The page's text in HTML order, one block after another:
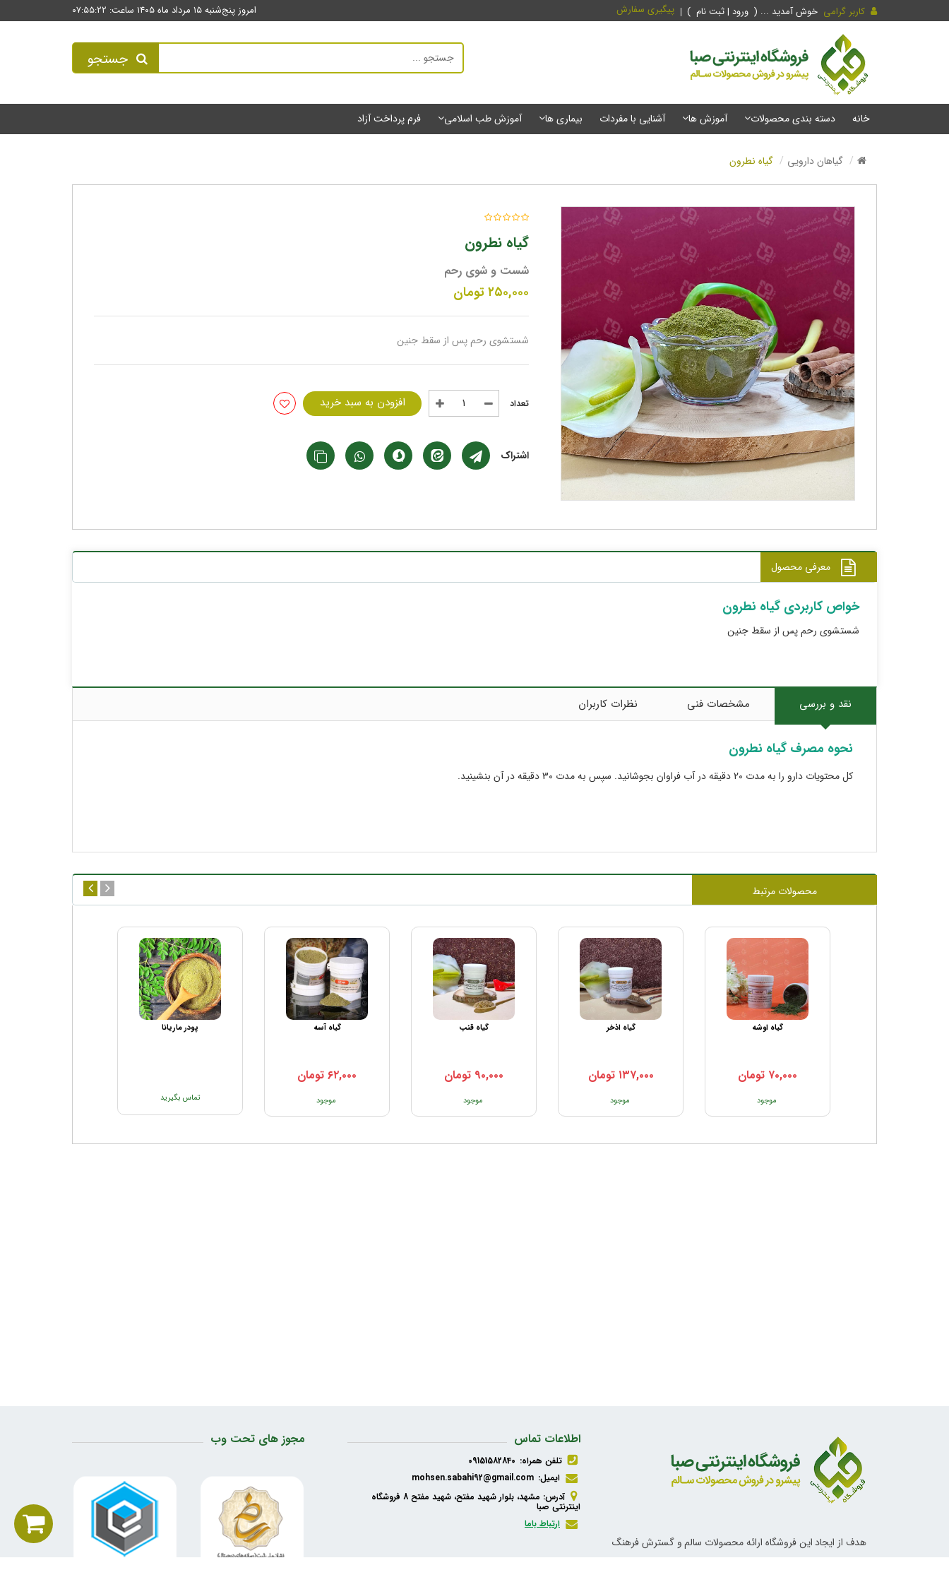
کاربر گرامی خوش آمدید ... ( ورود | ثبت نام ) پیگیری سفارش امروز پنج‌شنبه ۱۵ مرداد ماه ۱۴۰۵ ساعت: ۰۷:۵۵:۲۲
جستجو
خانه دسته بندی محصولات آموزش ها آشنایی با مفردات بیماری ها آموزش طب اسلامی فرم پرداخت آزاد
گیاهان دارویی گیاه نطرون
گیاه نطرون
شست و شوی رحم
۲۵۰,۰۰۰تومان
شستشوی رحم پس از سقط جنین
افزودن به سبد خرید
اشتراک
معرفی محصول
خواص کاربردی گیاه نطرون
شستشوی رحم پس از سقط جنین
نقد و بررسی مشخصات فنی نظرات کاربران
نحوه مصرف گیاه نطرون
کل محتویات دارو را به مدت 20 دقیقه در آب فراوان بجوشانید. سپس به مدت 30 دقیقه در آن بنشینید.
محصولات مرتبط
گیاه اوشه
۷۰,۰۰۰ تومان
موجود
گیاه اذخر
۱۳۷,۰۰۰ تومان
موجود
گیاه قنب
۹۰,۰۰۰ تومان
موجود
گیاه آسه
۶۲,۰۰۰ تومان
موجود
پودر ماریانا
تماس بگیرید
مجوز های تحت وب اطلاعات تماس
تلفن همراه: 09151582840
ایمیل: mohsen.sabahi92@gmail.com
آدرس: مشهد، بلوار شهید مفتح، شهید مفتح 8 فروشگاه
اینترنتی صبا
ارتباط باما
هدف از ایجاد این فروشگاه ارائه محصولات سالم و گسترش فرهنگ